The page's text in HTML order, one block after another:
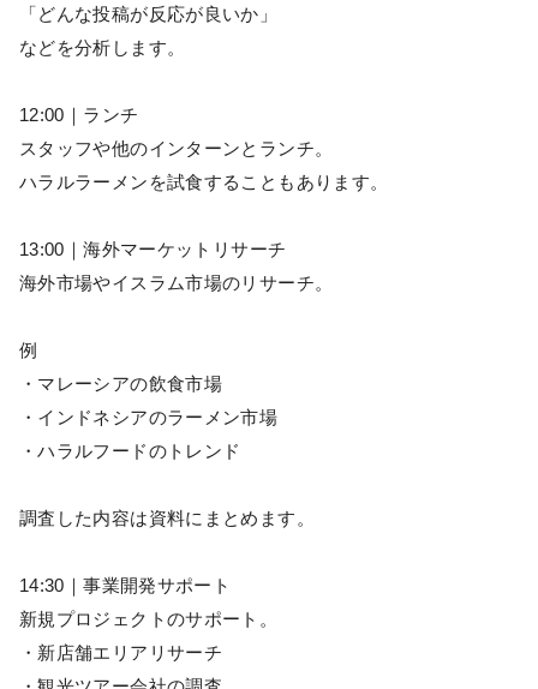
「どんな投稿が反応が良いか」
などを分析します。
12:00｜ランチ
スタッフや他のインターンとランチ。
ハラルラーメンを試食することもあります。
13:00｜海外マーケットリサーチ
海外市場やイスラム市場のリサーチ。
例
・マレーシアの飲食市場
・インドネシアのラーメン市場
・ハラルフードのトレンド
調査した内容は資料にまとめます。
14:30｜事業開発サポート
新規プロジェクトのサポート。
・新店舗エリアリサーチ